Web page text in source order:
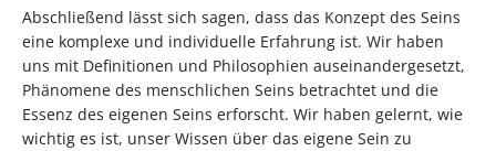
Abschließend lässt sich sagen, dass das Konzept des Seins
eine komplexe und individuelle Erfahrung ist. Wir haben
uns mit Definitionen und Philosophien auseinandergesetzt,
Phänomene des menschlichen Seins betrachtet und die
Essenz des eigenen Seins erforscht. Wir haben gelernt, wie
wichtig es ist, unser Wissen über das eigene Sein zu